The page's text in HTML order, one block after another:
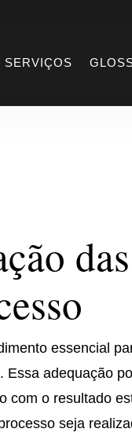
SERVIÇOS
essencial
adequação
com o resultado
seja